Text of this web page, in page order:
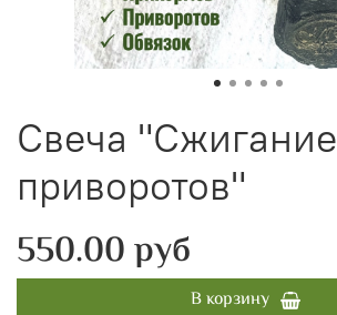
Свеча "Сжигание
приворотов"
550.00 руб
В корзину